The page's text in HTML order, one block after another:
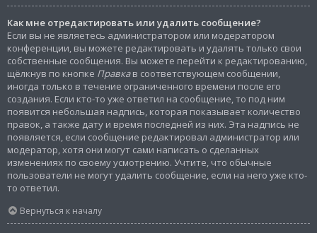
Как мне отредактировать или удалить сообщение?
Если вы не являетесь администратором или модератором
конференции, вы можете редактировать и удалять только свои
собственные сообщения. Вы можете перейти к редактированию,
щёлкнув по кнопке Правкав соответствующем сообщении,
иногда только в течение ограниченного времени после его
создания. Если кто-то уже ответил на сообщение, то под ним
появится небольшая надпись, которая показывает количество
правок, а также дату и время последней из них. Эта надпись не
появляется, если сообщение редактировал администратор или
модератор, хотя они могут сами написать о сделанных
изменениях по своему усмотрению. Учтите, что обычные
пользователи не могут удалить сообщение, если на него уже кто-
то ответил.
Вернуться к началу